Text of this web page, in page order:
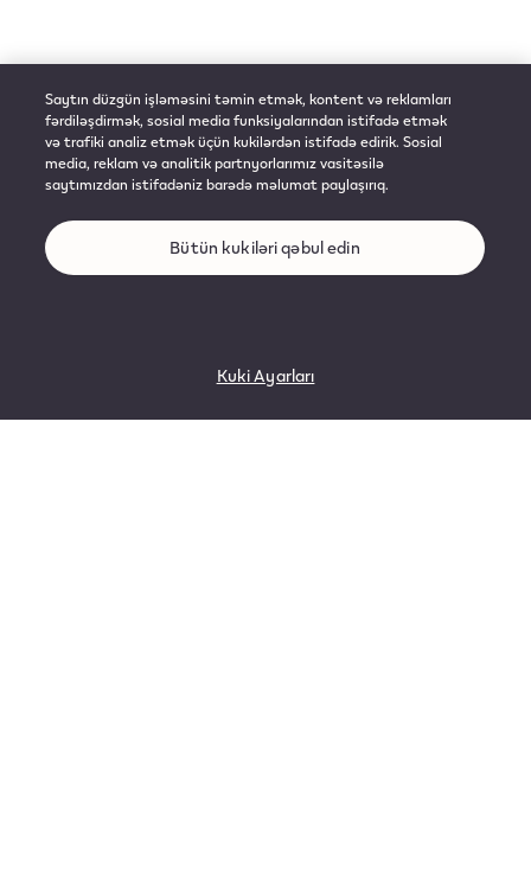
Saytın düzgün işləməsini təmin etmək, kontent və reklamları
fərdiləşdirmək, sosial media funksiyalarından istifadə etmək
və trafiki analiz etmək üçün kukilərdən istifadə edirik. Sosial
media, reklam və analitik partnyorlarımız vasitəsilə
saytımızdan istifadəniz barədə məlumat paylaşırıq.
Kuki Ayarları
Bütün kukiləri qəbul edin